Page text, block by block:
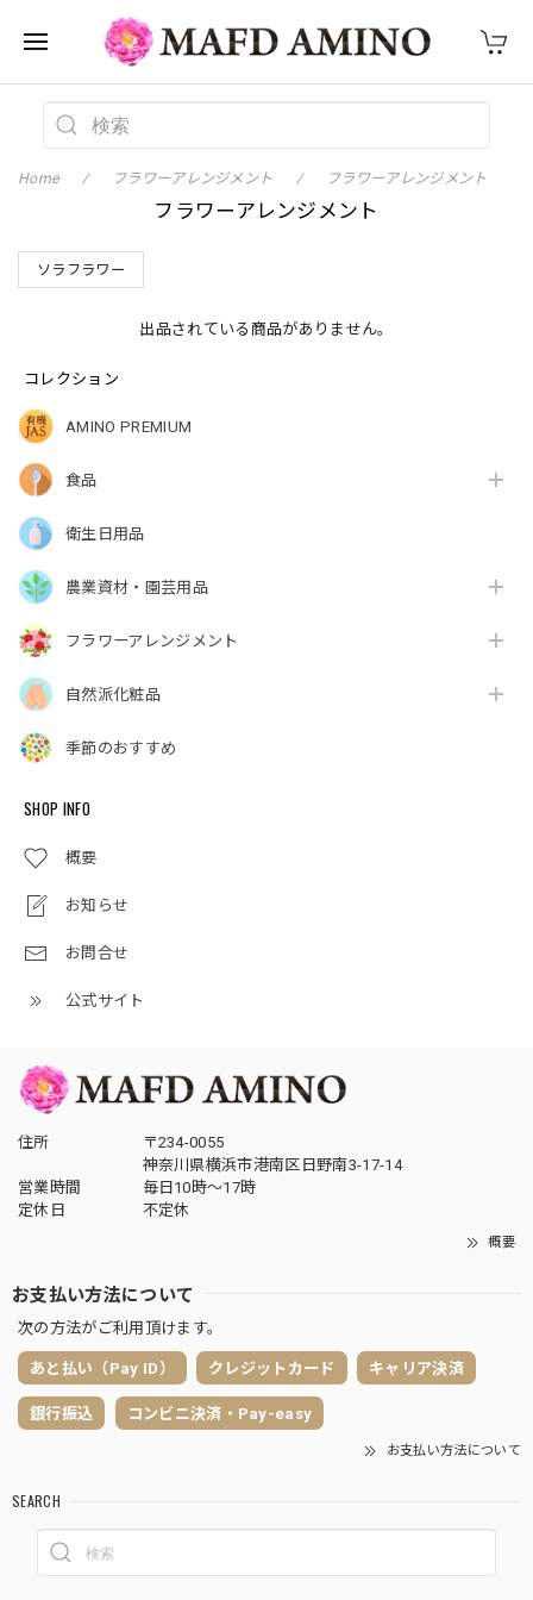
コレクション
AMINO PREMIUM
食品
衛生日用品
農業資材・園芸用品
フラワーアレンジメント
自然派化粧品
季節のおすすめ
SHOP INFO
概要
お知らせ
お問合せ
公式サイト
Home フラワーアレンジメント フラワーアレンジメント
フラワーアレンジメント
ソラフラワー
出品されている商品がありません。
住所
〒234-0055
神奈川県横浜市港南区日野南3-17-14
営業時間
毎日10時〜17時
定休日
不定休
概要
お支払い方法について
次の方法がご利用頂けます。
あと払い（Pay ID） クレジットカード キャリア決済
銀行振込 コンビニ決済・Pay-easy
お支払い方法について
SEARCH